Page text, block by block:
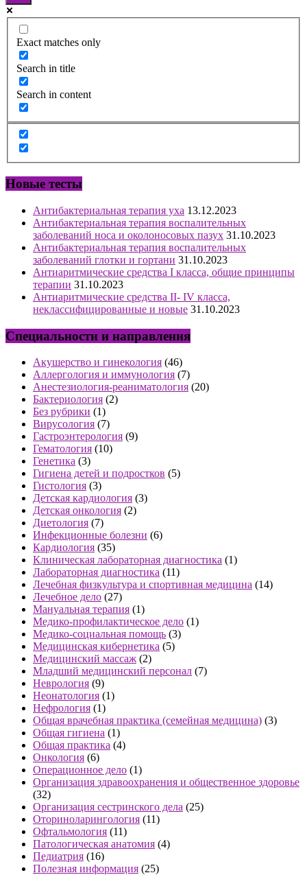
Exact matches only
Search in title
Search in content
Новые тесты
Антибактериальная терапия уха 13.12.2023
Антибактериальная терапия воспалительных
заболеваний носа и околоносовых пазух 31.10.2023
Антибактериальная терапия воспалительных
заболеваний глотки и гортани 31.10.2023
Антиаритмические средства I класса, общие принципы
терапии 31.10.2023
Антиаритмические средства II- IV класса,
неклассифицированные и новые 31.10.2023
Специальности и направления
Акушерство и гинекология (46)
Аллергология и иммунология (7)
Анестезиология-реаниматология (20)
Бактериология (2)
Без рубрики (1)
Вирусология (7)
Гастроэнтерология (9)
Гематология (10)
Генетика (3)
Гигиена детей и подростков (5)
Гистология (3)
Детская кардиология (3)
Детская онкология (2)
Диетология (7)
Инфекционные болезни (6)
Кардиология (35)
Клиническая лабораторная диагностика (1)
Лабораторная диагностика (11)
Лечебная физкультура и спортивная медицина (14)
Лечебное дело (27)
Мануальная терапия (1)
Медико-профилактическое дело (1)
Медико-социальная помощь (3)
Медицинская кибернетика (5)
Медицинский массаж (2)
Младший медицинский персонал (7)
Неврология (9)
Неонатология (1)
Нефрология (1)
Общая врачебная практика (семейная медицина) (3)
Общая гигиена (1)
Общая практика (4)
Онкология (6)
Операционное дело (1)
Организация здравоохранения и общественное здоровье
(32)
Организация сестринского дела (25)
Оториноларингология (11)
Офтальмология (11)
Патологическая анатомия (4)
Педиатрия (16)
Полезная информация (25)